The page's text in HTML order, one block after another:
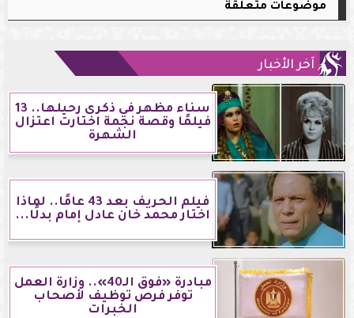
موضوعات متعلقة
آخر الأخبار
سناء مظهر في ذكرى رحيلها.. 13
فيلمًا وقصة نجمة اختارت اعتزال
الشهرة
فيلم الحريف بعد 43 عامًا.. لماذا
اختار محمد خان عادل إمام بدلًا...
مبادرة «فوق الـ40».. وزارة العمل
توفر فرص توظيف لأصحاب
الخبرات